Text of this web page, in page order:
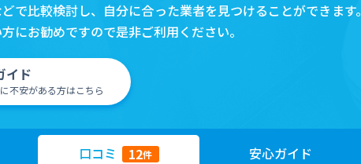
で比較検討し、自分に合った業者を見つけることができます
にお勧めですので是非ご利用ください。
イド
不安がある方はこちら
口コミ 12件 安心ガイド